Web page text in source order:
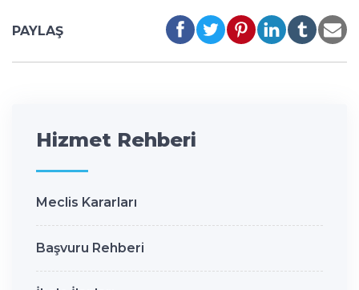
PAYLAŞ
Hizmet Rehberi
Meclis Kararları
Başvuru Rehberi